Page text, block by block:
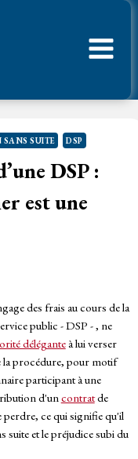
SUITE DSP
DSP :
est une
des frais au cours de la
public - DSP - , ne
déléganteà lui verser
la procédure, pour motif
participant à une
d'uncontratde
perdre, ce qui signifie qu'il
suite et le préjudice subi du